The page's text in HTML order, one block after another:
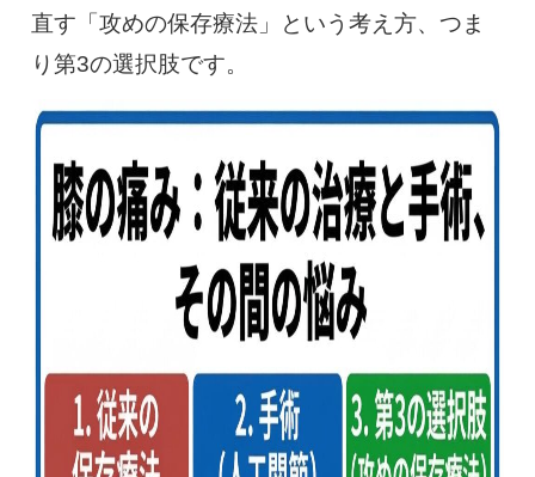
直す「攻めの保存療法」という考え方、つま
り第3の選択肢です。